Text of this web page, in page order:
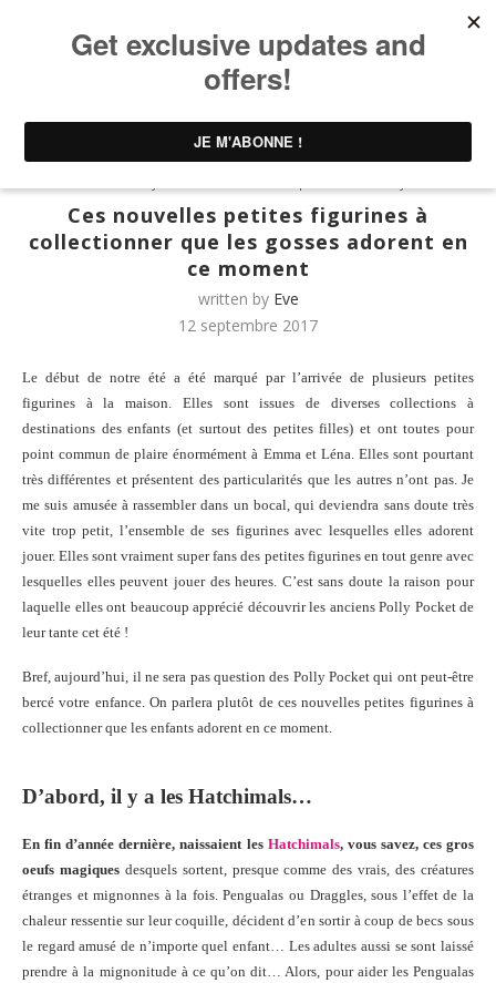
UNTIBEBE FAMILY | Famille & Lifestyle
les gosses adorent en ce moment
Ces nouvelles petites figurines à
collectionner que les gosses adorent en
ce moment
written by Eve
12 septembre 2017
Le début de notre été a été marqué par l’arrivée de plusieurs petites
figurines à la maison. Elles sont issues de diverses collections à
destinations des enfants (et surtout des petites filles) et ont toutes pour
point commun de plaire énormément à Emma et Léna. Elles sont pourtant
très différentes et présentent des particularités que les autres n’ont pas. Je
me suis amusée à rassembler dans un bocal, qui deviendra sans doute très
vite trop petit, l’ensemble de ses figurines avec lesquelles elles adorent
jouer. Elles sont vraiment super fans des petites figurines en tout genre avec
lesquelles elles peuvent jouer des heures. C’est sans doute la raison pour
laquelle elles ont beaucoup apprécié découvrir les anciens Polly Pocket de
leur tante cet été !
Bref, aujourd’hui, il ne sera pas question des Polly Pocket qui ont peut-être
bercé votre enfance. On parlera plutôt de ces nouvelles petites figurines à
collectionner que les enfants adorent en ce moment.
D’abord, il y a les Hatchimals…
En fin d’année dernière, naissaient les Hatchimals, vous savez, ces gros
oeufs magiquesdesquels sortent, presque comme des vrais, des créatures
étranges et mignonnes à la fois. Pengualas ou Draggles, sous l’effet de la
chaleur ressentie sur leur coquille, décident d’en sortir à coup de becs sous
le regard amusé de n’importe quel enfant… Les adultes aussi se sont laissé
prendre à la mignonitude à ce qu’on dit… Alors, pour aider les Pengualas